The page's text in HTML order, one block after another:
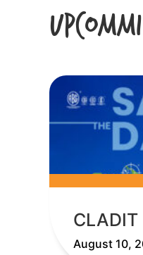
August 10,